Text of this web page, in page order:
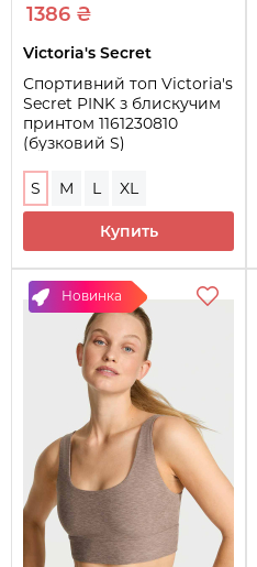
1386 ₴
Victoria's Secret
Спортивний топ Victoria's
Secret PINK з блискучим
принтом 1161230810
(бузковий S)
S M L XL
Купить
Новинка